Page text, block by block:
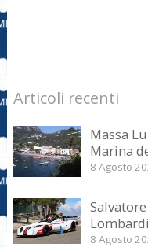
Articoli recenti
Massa
Marina
8 Agosto
8 Agosto